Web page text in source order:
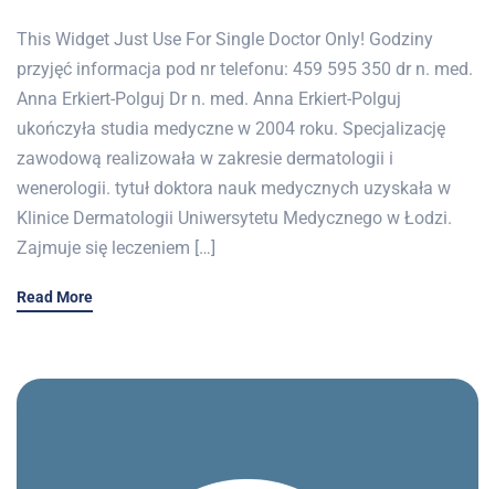
This Widget Just Use For Single Doctor Only! Godziny
przyjęć informacja pod nr telefonu: 459 595 350 dr n. med.
Anna Erkiert-Polguj Dr n. med. Anna Erkiert-Polguj
ukończyła studia medyczne w 2004 roku. Specjalizację
zawodową realizowała w zakresie dermatologii i
wenerologii. tytuł doktora nauk medycznych uzyskała w
Klinice Dermatologii Uniwersytetu Medycznego w Łodzi.
Zajmuje się leczeniem […]
Read More